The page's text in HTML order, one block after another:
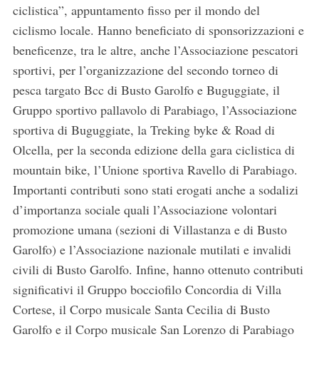
ciclistica”, appuntamento fisso per il mondo del
ciclismo locale. Hanno beneficiato di sponsorizzazioni e
beneficenze, tra le altre, anche l’Associazione pescatori
sportivi, per l’organizzazione del secondo torneo di
pesca targato Bcc di Busto Garolfo e Buguggiate, il
Gruppo sportivo pallavolo di Parabiago, l’Associazione
sportiva di Buguggiate, la Treking byke & Road di
Olcella, per la seconda edizione della gara ciclistica di
mountain bike, l’Unione sportiva Ravello di Parabiago.
Importanti contributi sono stati erogati anche a sodalizi
d’importanza sociale quali l’Associazione volontari
promozione umana (sezioni di Villastanza e di Busto
Garolfo) e l’Associazione nazionale mutilati e invalidi
civili di Busto Garolfo. Infine, hanno ottenuto contributi
significativi il Gruppo bocciofilo Concordia di Villa
Cortese, il Corpo musicale Santa Cecilia di Busto
Garolfo e il Corpo musicale San Lorenzo di Parabiago